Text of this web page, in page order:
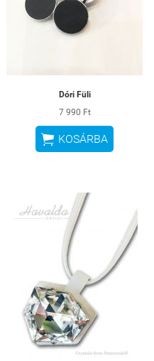
Dóri Füli
7 990 Ft
 KOSÁRBA